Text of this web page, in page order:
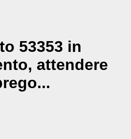
53353 in
attendere